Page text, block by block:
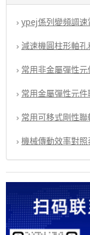
ypej係列變頻調速
減速機圓柱形軸
常用非金屬彈性
常用金屬彈性元
常用可移式剛性
機械傳動效率對照